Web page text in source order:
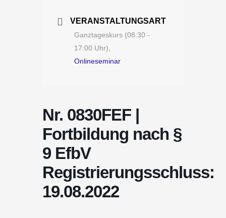
VERANSTALTUNGSART
Ganztageskurs (08:30 -
17:00 Uhr),
Onlineseminar
Nr. 0830FEF |
Fortbildung nach §
9 EfbV
Registrierungsschluss:
19.08.2022